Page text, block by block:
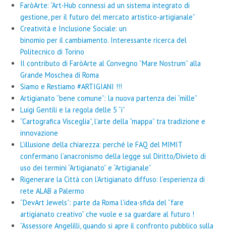
FaròArte: “Art-Hub connessi ad un sistema integrato di
gestione, per il futuro del mercato artistico-artigianale”
Creatività e Inclusione Sociale: un
binomio per il cambiamento. Interessante ricerca del
Politecnico di Torino
Il contributo di FaròArte al Convegno “Mare Nostrum” alla
Grande Moschea di Roma
Siamo e Restiamo #ARTIGIANI !!!
Artigianato “bene comune”: la nuova partenza dei “mille”
Luigi Gentili e la regola delle 5 “i”
“Cartografica Visceglia”, l’arte della “mappa” tra tradizione e
innovazione
L’illusione della chiarezza: perché le FAQ del MIMIT
confermano l’anacronismo della legge sul Diritto/Divieto di
uso dei termini “Artigianato” e “Artigianale”
Rigenerare la Città con l’Artigianato diffuso: l’esperienza di
rete ALAB a Palermo
“DevArt Jewels”: parte da Roma l’idea-sfida del “fare
artigianato creativo” che vuole e sa guardare al futuro !
“Assessore Angelilli, quando si apre il confronto pubblico sulla